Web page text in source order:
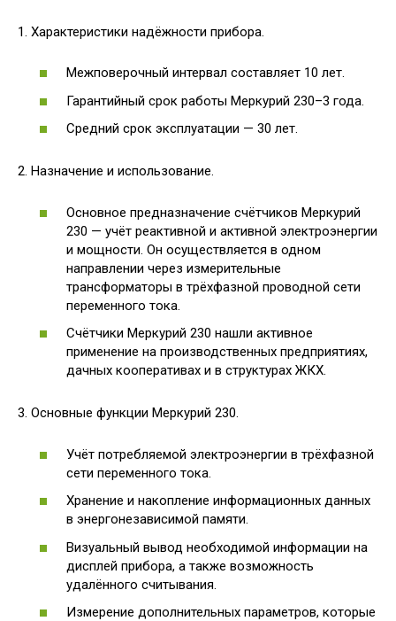
1. Характеристики надёжности прибора.
Межповерочный интервал составляет 10 лет.
Гарантийный срок работы Меркурий 230–3 года.
Средний срок эксплуатации — 30 лет.
2. Назначение и использование.
Основное предназначение счётчиков Меркурий
230 — учёт реактивной и активной электроэнергии
и мощности. Он осуществляется в одном
направлении через измерительные
трансформаторы в трёхфазной проводной сети
переменного тока.
Счётчики Меркурий 230 нашли активное
применение на производственных предприятиях,
дачных кооперативах и в структурах ЖКХ.
3. Основные функции Меркурий 230.
Учёт потребляемой электроэнергии в трёхфазной
сети переменного тока.
Хранение и накопление информационных данных
в энергонезависимой памяти.
Визуальный вывод необходимой информации на
дисплей прибора, а также возможность
удалённого считывания.
Измерение дополнительных параметров, которые